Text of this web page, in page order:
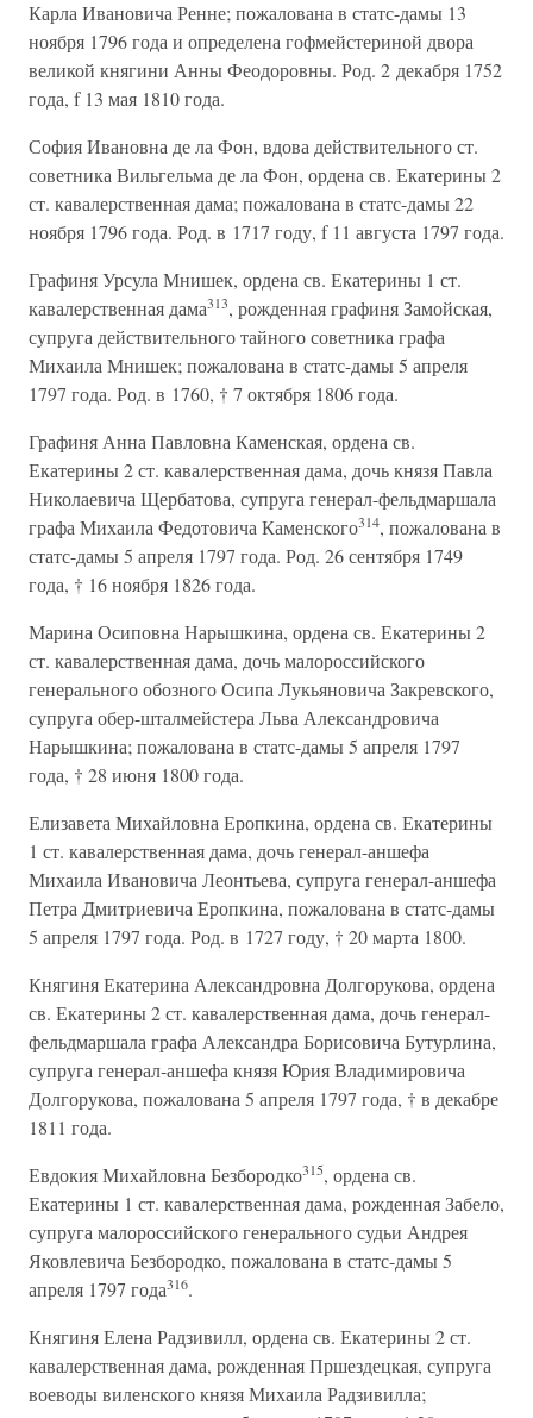
Карла Ивановича Ренне; пожалована в статс-дамы 13
ноября 1796 года и определена гофмейстериной двора
великой княгини Анны Феодоровны. Род. 2 декабря 1752
года, f 13 мая 1810 года.
София Ивановна де ла Фон, вдова действительного ст.
советника Вильгельма де ла Фон, ордена св. Екатерины 2
ст. кавалерственная дама; пожалована в статс-дамы 22
ноября 1796 года. Род. в 1717 году, f 11 августа 1797 года.
Графиня Урсула Мнишек, ордена св. Екатерины 1 ст.
кавалерственная дама313, рожденная графиня Замойская,
супруга действительного тайного советника графа
Михаила Мнишек; пожалована в статс-дамы 5 апреля
1797 года. Род. в 1760, † 7 октября 1806 года.
Графиня Анна Павловна Каменская, ордена св.
Екатерины 2 ст. кавалерственная дама, дочь князя Павла
Николаевича Щербатова, супруга генерал-фельдмаршала
графа Михаила Федотовича Каменского314, пожалована в
статс-дамы 5 апреля 1797 года. Род. 26 сентября 1749
года, † 16 ноября 1826 года.
Марина Осиповна Нарышкина, ордена св. Екатерины 2
ст. кавалерственная дама, дочь малороссийского
генерального обозного Осипа Лукьяновича Закревского,
супруга обер-шталмейстера Льва Александровича
Нарышкина; пожалована в статс-дамы 5 апреля 1797
года, † 28 июня 1800 года.
Елизавета Михайловна Еропкина, ордена св. Екатерины
1 ст. кавалерственная дама, дочь генерал-аншефа
Михаила Ивановича Леонтьева, супруга генерал-аншефа
Петра Дмитриевича Еропкина, пожалована в статс-дамы
5 апреля 1797 года. Род. в 1727 году, † 20 марта 1800.
Княгиня Екатерина Александровна Долгорукова, ордена
св. Екатерины 2 ст. кавалерственная дама, дочь генерал-
фельдмаршала графа Александра Борисовича Бутурлина,
супруга генерал-аншефа князя Юрия Владимировича
Долгорукова, пожалована 5 апреля 1797 года, † в декабре
1811 года.
Евдокия Михайловна Безбородко315, ордена св.
Екатерины 1 ст. кавалерственная дама, рожденная Забело,
супруга малороссийского генерального судьи Андрея
Яковлевича Безбородко, пожалована в статс-дамы 5
апреля 1797 года316.
Княгиня Елена Радзивилл, ордена св. Екатерины 2 ст.
кавалерственная дама, рожденная Пршездецкая, супруга
воеводы виленского князя Михаила Радзивилла;